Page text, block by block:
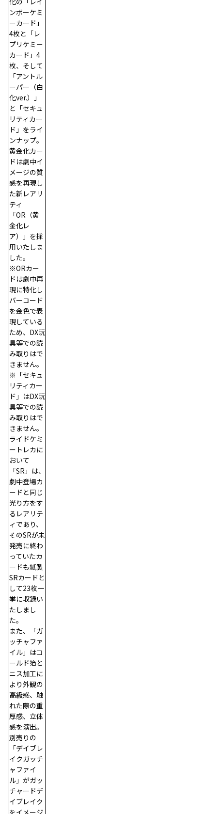
ンボーケミ
ーカード」
4枚と「レ
プリケミー
カード」4
枚、そして
「アントル
ーパー（白
化ver.）」
と「セキュ
リティカー
ド」をライ
ンナップ。
黄金化カー
ドは劇中イ
メージの質
感を再現し
た新レアリ
ティ
「OR（黄
金化レ
ア）」を採
用いたしま
した。
※ORカー
ドは劇中再
現に特化し
バーコード
を金色で表
現している
ため、DX玩
具等での読
み取りはで
きません。
※「セキュ
リティカー
ド」はDX玩
具等での読
み取りはで
きません。
ライドケミ
ートレカに
おいて
「SR」は、
劇中登場カ
ードと同じ
光り方をす
るレアリテ
ィであり、
そのSRが未
発売に終わ
っていたカ
ードも紙製
SRカードと
して23枚一
挙に収録い
たしまし
た。
また、「ガ
ッチャファ
イル」はコ
ールド箔と
ニス加工に
より外観の
高級感、触
れた際の重
厚感、立体
感を演出。
別売りの
「デイブレ
イクガッチ
ャファイ
ル」がガッ
チャードデ
イブレイク
をイメージ